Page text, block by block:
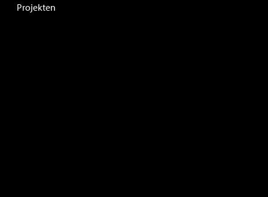
Projekten